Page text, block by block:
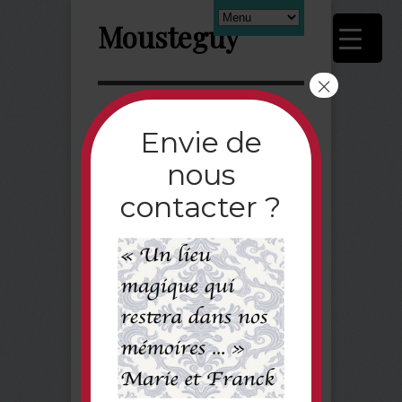
Mousteguy
Chic
Envie de
nous
contacter ?
×